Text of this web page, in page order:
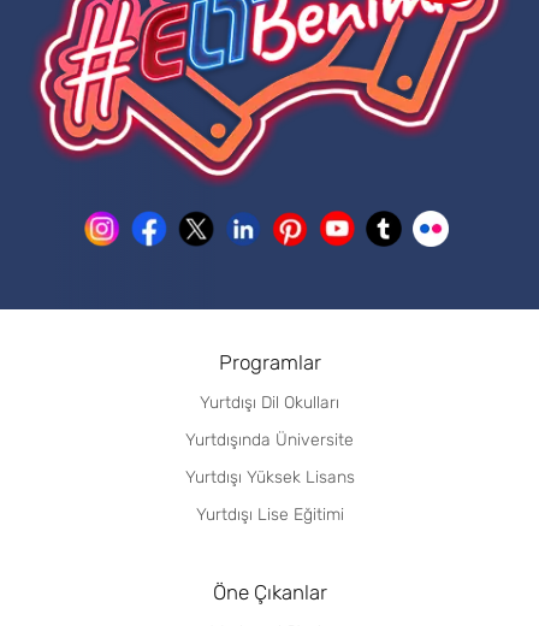
Programlar
Yurtdışı Dil Okulları
Yurtdışında Üniversite
Yurtdışı Yüksek Lisans
Yurtdışı Lise Eğitimi
Öne Çıkanlar